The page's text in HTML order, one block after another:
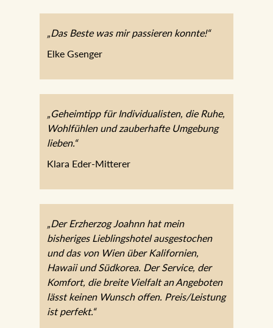
„Das Beste was mir passieren konnte!“
Elke Gsenger
„Geheimtipp für Individualisten, die Ruhe,
Wohlfühlen und zauberhafte Umgebung
lieben.“
Klara Eder-Mitterer
„Der Erzherzog Joahnn hat mein
bisheriges Lieblingshotel ausgestochen
und das von Wien über Kalifornien,
Hawaii und Südkorea. Der Service, der
Komfort, die breite Vielfalt an Angeboten
lässt keinen Wunsch offen.